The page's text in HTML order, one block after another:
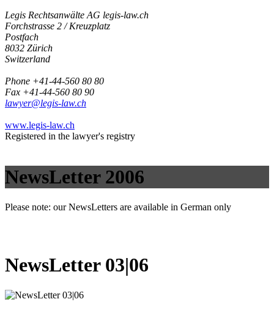
Legis Rechtsanwälte AG legis-law.ch
Forchstrasse 2 / Kreuzplatz
Postfach
8032 Zürich
Switzerland
Phone +41-44-560 80 80
Fax +41-44-560 80 90
lawyer@legis-law.ch
www.legis-law.ch
Registered in the lawyer's registry
NewsLetter 2006
Please note: our NewsLetters are available in German only
NewsLetter 03|06